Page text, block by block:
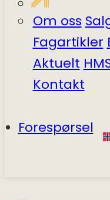
Om oss
Fagartikler
Aktuelt
Kontakt
Forespørsel